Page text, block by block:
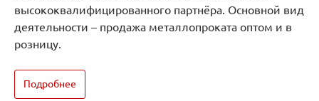
высококвалифицированного партнёра. Основной вид
деятельности – продажа металлопроката оптом и в
розницу.
Подробнее